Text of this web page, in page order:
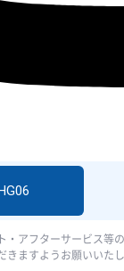
アフターサービス等
ますようお願いいたし